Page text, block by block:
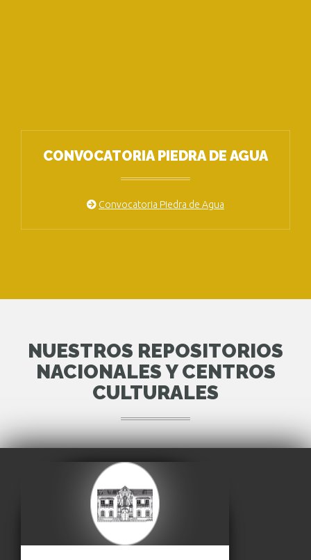
CONVOCATORIA PIEDRA DE AGUA
Convocatoria Piedra de Agua
NUESTROS REPOSITORIOS
NACIONALES Y CENTROS
CULTURALES